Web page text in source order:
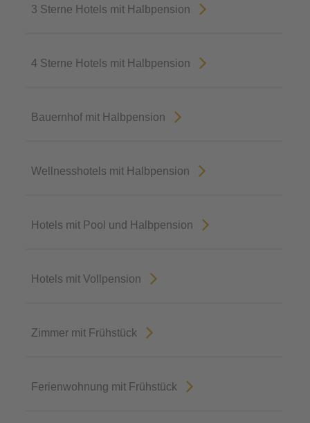
3 Sterne Hotels mit Halbpension
4 Sterne Hotels mit Halbpension
Bauernhof mit Halbpension
Wellnesshotels mit Halbpension
Hotels mit Pool und Halbpension
Hotels mit Vollpension
Zimmer mit Frühstück
Ferienwohnung mit Frühstück